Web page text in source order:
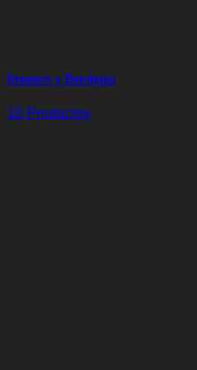
Drawers y Bandejas
10 Productos